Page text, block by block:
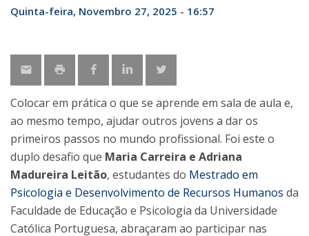
Quinta-feira, Novembro 27, 2025 - 16:57
Colocar em prática o que se aprende em sala de aula e,
ao mesmo tempo, ajudar outros jovens a dar os
primeiros passos no mundo profissional. Foi este o
duplo desafio que Maria Carreira e Adriana
Madureira Leitão, estudantes do Mestrado em
Psicologia e Desenvolvimento de Recursos Humanos da
Faculdade de Educação e Psicologia da Universidade
Católica Portuguesa, abraçaram ao participar nas